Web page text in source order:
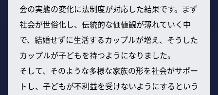
会の実態の変化に法制度が対応した結果です。まず
社会が世俗化し、伝統的な価値観が薄れていく中
で、結婚せずに生活するカップルが増え、そうした
カップルが子どもを持つようになりました。
そして、そのような多様な家族の形を社会がサポー
トし、子どもが不利益を受けないようにするという